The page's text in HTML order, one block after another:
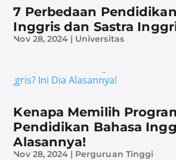
7 Perbedaan
Inggris dan Sastra
Nov 28, 2024 | Universitas
Kenapa Memilih
Pendidikan Bahasa
Alasannya!
Nov 28, 2024 | Perguruan Tinggi